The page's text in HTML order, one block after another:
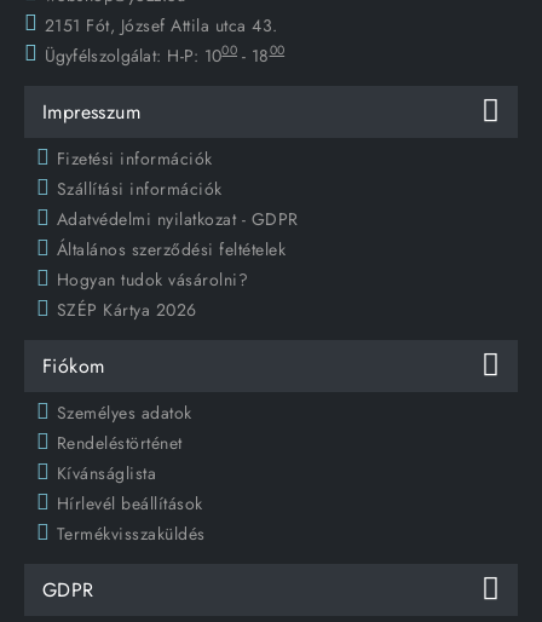
2151 Fót, József Attila utca 43.
Ügyfélszolgálat: H-P: 1000 - 1800
Impresszum
Fizetési információk
Szállítási információk
Adatvédelmi nyilatkozat - GDPR
Általános szerződési feltételek
Hogyan tudok vásárolni?
SZÉP Kártya 2026
Fiókom
Személyes adatok
Rendeléstörténet
Kívánságlista
Hírlevél beállítások
Termékvisszaküldés
GDPR